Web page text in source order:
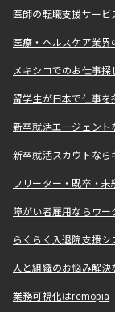
医師の転職支援サー
医療・ヘルスケア業
メキシコでのお仕事
留学生が日本で仕事を
新卒就活エージェン
新卒就活スカウトなら
フリーター・既卒・
障がい者雇用ならワー
らくらく入退院支援
人と組織のお悩み解決
業務可視化はremopia